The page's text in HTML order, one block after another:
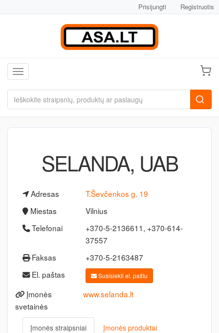
Prisijungti Registruotis
Toggle navigation
SELANDA, UAB
Adresas
T.Ševčenkos g. 19
Miestas
Vilnius
Telefonai
+370-5-2136611, +370-614-
37557
Faksas
+370-5-2163487
El. paštas
Susisiekti el. paštu
Įmonės
svetainės
www.selanda.lt
Įmonės straipsniai Įmonės produktai